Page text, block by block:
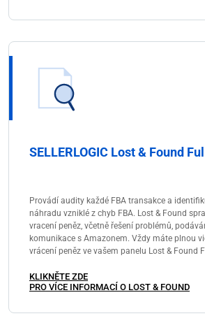
SELLERLOGIC Lost & Found
Provádí audity každé FBA transakce a
náhradu vzniklé z chyb FBA. Lost & Found
vracení peněz, včetně řešení problémů,
komunikace s Amazonem. Vždy máte plnou
vrácení peněz ve vašem panelu Lost & Found
KLIKNĚTE ZDE
PRO VÍCE INFORMACÍ O LOST & FOUND